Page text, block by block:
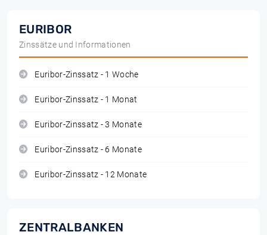
EURIBOR
Zinssätze und Informationen
Euribor-Zinssatz - 1 Woche
Euribor-Zinssatz - 1 Monat
Euribor-Zinssatz - 3 Monate
Euribor-Zinssatz - 6 Monate
Euribor-Zinssatz - 12 Monate
ZENTRALBANKEN